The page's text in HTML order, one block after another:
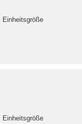
Einheitsgröße
Einheitsgröße